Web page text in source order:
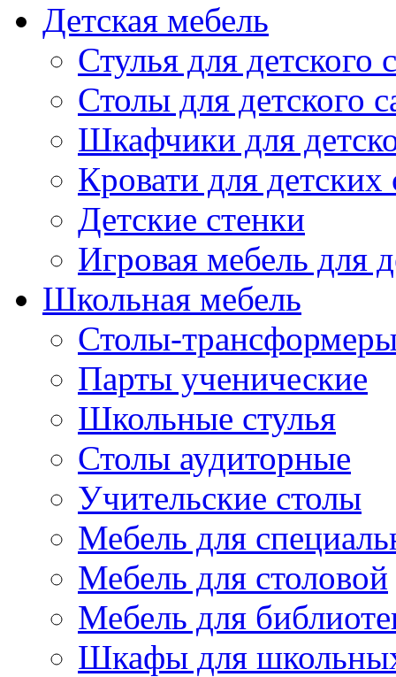
Детская мебель
Стулья для детского
Столы для детского
Шкафчики для
Кровати для детских
Детские стенки
Игровая мебель для
Школьная мебель
Столы-
Парты ученические
Школьные стулья
Столы аудиторные
Учительские столы
Мебель для
Мебель для столовой
Мебель для
Шкафы для